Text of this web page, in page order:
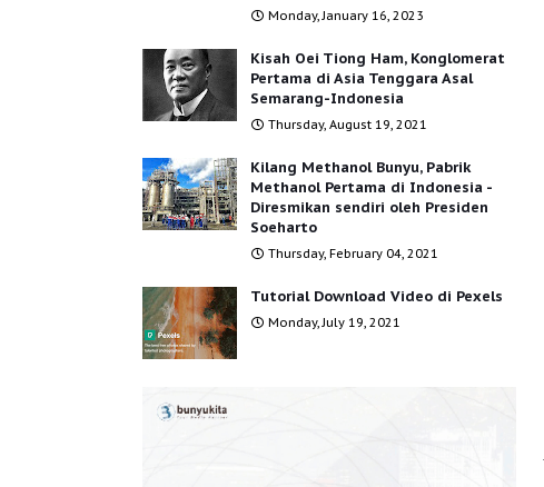
Monday, January 16, 2023
Kisah Oei Tiong Ham, Konglomerat
Pertama di Asia Tenggara Asal
Semarang-Indonesia
Thursday, August 19, 2021
Kilang Methanol Bunyu, Pabrik
Methanol Pertama di Indonesia -
Diresmikan sendiri oleh Presiden
Soeharto
Thursday, February 04, 2021
Tutorial Download Video di Pexels
Monday, July 19, 2021